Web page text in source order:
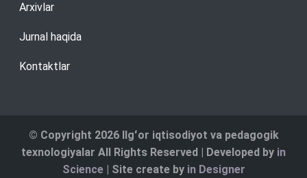
Arxivlar
Jurnal haqida
Kontaktlar
© Copyright 2026 Ilgʻor iqtisodiyot va pedagogik
texnologiyalar All Rights Reserved | Developed by in
Science| Site create by in Designer